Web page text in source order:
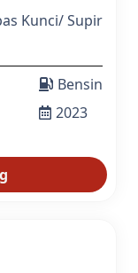
Kunci/Supir
Bensin
2023